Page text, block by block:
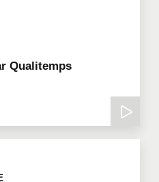
Qualitemps